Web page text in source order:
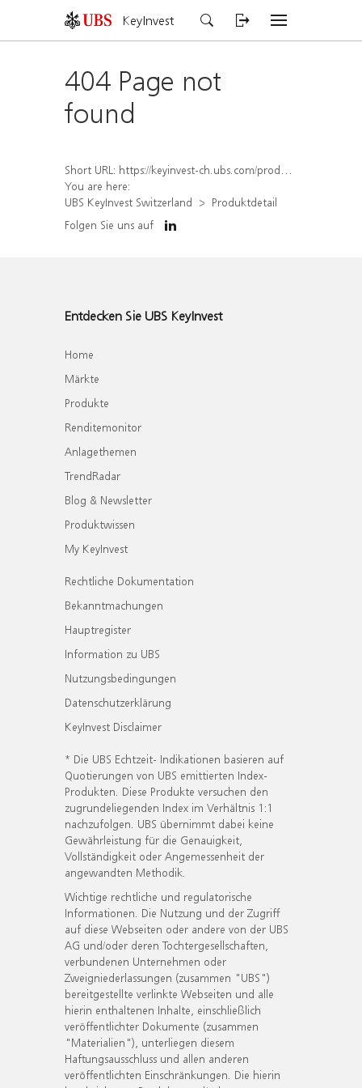
KeyInvest
404 Page not
found
Short URL: https://keyinvest-ch.ubs.com/produkt/detail/index/isin/CH1582450792
You are here:
UBS KeyInvest Switzerland
Produktdetail
Folgen Sie uns auf
Entdecken Sie UBS KeyInvest
Home
Märkte
Produkte
Renditemonitor
Anlagethemen
TrendRadar
Blog & Newsletter
Produktwissen
My KeyInvest
Rechtliche Dokumentation
Bekanntmachungen
Hauptregister
Information zu UBS
Nutzungsbedingungen
Datenschutzerklärung
KeyInvest Disclaimer
* Die UBS Echtzeit- Indikationen basieren auf
Quotierungen von UBS emittierten Index-
Produkten. Diese Produkte versuchen den
zugrundeliegenden Index im Verhältnis 1:1
nachzufolgen. UBS übernimmt dabei keine
Gewährleistung für die Genauigkeit,
Vollständigkeit oder Angemessenheit der
angewandten Methodik.
Wichtige rechtliche und regulatorische
Informationen. Die Nutzung und der Zugriff
auf diese Webseiten oder andere von der UBS
AG und/oder deren Tochtergesellschaften,
verbundenen Unternehmen oder
Zweigniederlassungen (zusammen "UBS")
bereitgestellte verlinkte Webseiten und alle
hierin enthaltenen Inhalte, einschließlich
veröffentlichter Dokumente (zusammen
"Materialien"), unterliegen diesem
Haftungsausschluss und allen anderen
veröffentlichten Einschränkungen. Die hierin